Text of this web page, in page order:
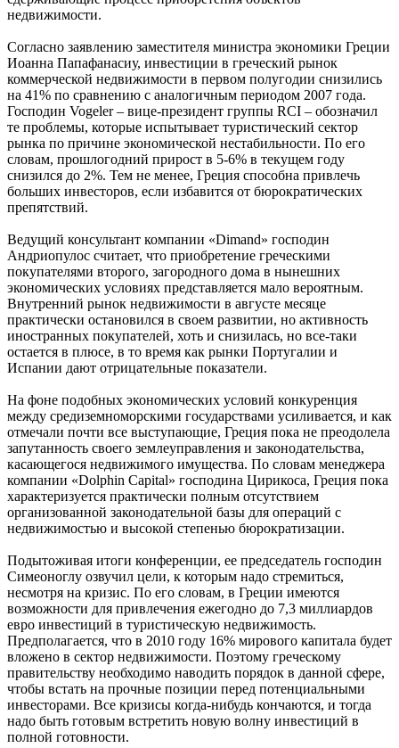
недвижимости.
Согласно заявлению заместителя министра экономики Греции
Иоанна Папафанасиу, инвестиции в греческий рынок
коммерческой недвижимости в первом полугодии снизились
на 41% по сравнению с аналогичным периодом 2007 года.
Господин Vogeler – вице-президент группы RCI – обозначил
те проблемы, которые испытывает туристический сектор
рынка по причине экономической нестабильности. По его
словам, прошлогодний прирост в 5-6% в текущем году
снизился до 2%. Тем не менее, Греция способна привлечь
больших инвесторов, если избавится от бюрократических
препятствий.
Ведущий консультант компании «Dimand» господин
Андриопулос считает, что приобретение греческими
покупателями второго, загородного дома в нынешних
экономических условиях представляется мало вероятным.
Внутренний рынок недвижимости в августе месяце
практически остановился в своем развитии, но активность
иностранных покупателей, хоть и снизилась, но все-таки
остается в плюсе, в то время как рынки Португалии и
Испании дают отрицательные показатели.
На фоне подобных экономических условий конкуренция
между средиземноморскими государствами усиливается, и как
отмечали почти все выступающие, Греция пока не преодолела
запутанность своего землеуправления и законодательства,
касающегося недвижимого имущества. По словам менеджера
компании «Dolphin Capital» господина Цирикоса, Греция пока
характеризуется практически полным отсутствием
организованной законодательной базы для операций с
недвижимостью и высокой степенью бюрократизации.
Подытоживая итоги конференции, ее председатель господин
Симеоноглу озвучил цели, к которым надо стремиться,
несмотря на кризис. По его словам, в Греции имеются
возможности для привлечения ежегодно до 7,3 миллиардов
евро инвестиций в туристическую недвижимость.
Предполагается, что в 2010 году 16% мирового капитала будет
вложено в сектор недвижимости. Поэтому греческому
правительству необходимо наводить порядок в данной сфере,
чтобы встать на прочные позиции перед потенциальными
инвесторами. Все кризисы когда-нибудь кончаются, и тогда
надо быть готовым встретить новую волну инвестиций в
полной готовности.